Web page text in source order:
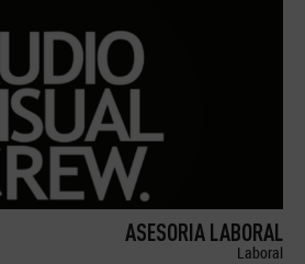
ASESORIA LABORAL
Laboral